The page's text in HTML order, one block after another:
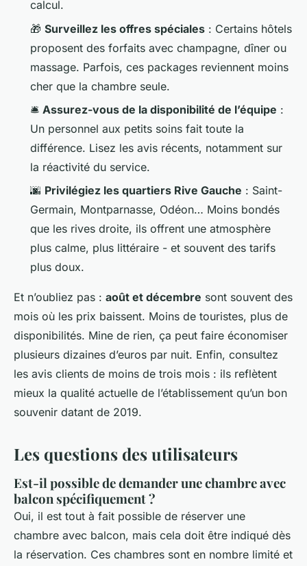
calcul.
🎁 Surveillez les offres spéciales : Certains hôtels
proposent des forfaits avec champagne, dîner ou
massage. Parfois, ces packages reviennent moins
cher que la chambre seule.
🛎️ Assurez-vous de la disponibilité de l’équipe :
Un personnel aux petits soins fait toute la
différence. Lisez les avis récents, notamment sur
la réactivité du service.
🌆 Privilégiez les quartiers Rive Gauche : Saint-
Germain, Montparnasse, Odéon… Moins bondés
que les rives droite, ils offrent une atmosphère
plus calme, plus littéraire - et souvent des tarifs
plus doux.
Et n’oubliez pas : août et décembre sont souvent des
mois où les prix baissent. Moins de touristes, plus de
disponibilités. Mine de rien, ça peut faire économiser
plusieurs dizaines d’euros par nuit. Enfin, consultez
les avis clients de moins de trois mois : ils reflètent
mieux la qualité actuelle de l’établissement qu’un bon
souvenir datant de 2019.
Les questions des utilisateurs
Est-il possible de demander une chambre avec
balcon spécifiquement ?
Oui, il est tout à fait possible de réserver une
chambre avec balcon, mais cela doit être indiqué dès
la réservation. Ces chambres sont en nombre limité et